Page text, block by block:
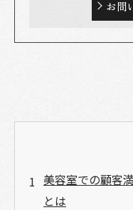
お問
美容室での顧客
とは